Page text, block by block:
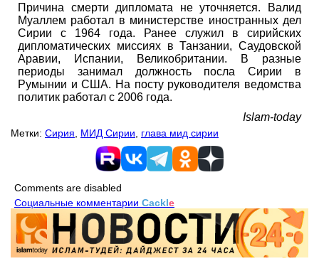
Причина смерти дипломата не уточняется. Валид
Муаллем работал в министерстве иностранных дел
Сирии с 1964 года. Ранее служил в сирийских
дипломатических миссиях в Танзании, Саудовской
Аравии, Испании, Великобритании. В разные
периоды занимал должность посла Сирии в
Румынии и США. На посту руководителя ведомства
политик работал с 2006 года.
Islam-today
Метки: Сирия МИД Сирии глава мид сирии
Comments are disabled
Социальные комментарии Cackle